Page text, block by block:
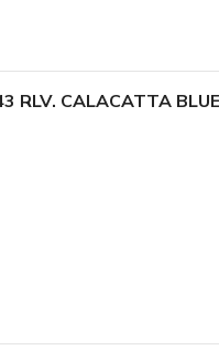
RLV. CALACATTA BLUE